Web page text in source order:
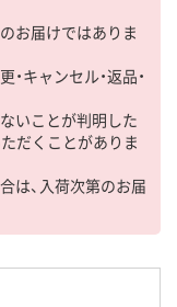
お届けではありま
キャンセル・返品・
いことが判明した
だくことがありま
は、入荷次第のお届